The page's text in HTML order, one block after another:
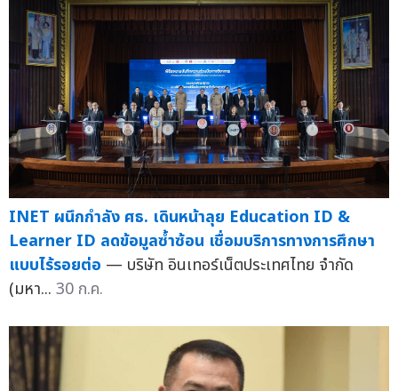
INET ผนึกกำลัง ศธ. เดินหน้าลุย Education ID &
Learner ID ลดข้อมูลซ้ำซ้อน เชื่อมบริการทางการศึกษา
แบบไร้รอยต่อ — บริษัท อินเทอร์เน็ตประเทศไทย จำกัด
(มหา... 30 ก.ค.